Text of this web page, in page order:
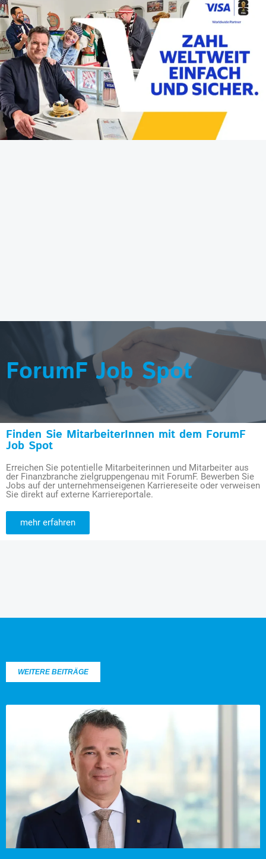
ForumF Job Spot
Finden Sie MitarbeiterInnen mit dem ForumF
Job Spot
Erreichen Sie potentielle Mitarbeiterinnen und Mitarbeiter aus
der Finanzbranche zielgruppengenau mit ForumF. Bewerben Sie
Jobs auf der unternehmenseigenen Karriereseite oder verweisen
Sie direkt auf externe Karriereportale.
mehr erfahren
WEITERE BEITRÄGE